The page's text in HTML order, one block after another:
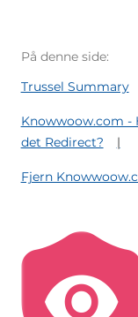
På denne side:
Trussel Summary
Knowwoow.com -
det Redirect?
Fjern